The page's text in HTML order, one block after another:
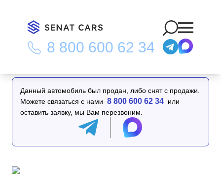
8 800 600 62 34
Главная Каталог/Mercedes-Benz G-Class AMG G63 2WD
Данный автомобиль был продан, либо снят с продажи.
Можете связаться с нами 8 800 600 62 34 или
оставить заявку, мы Вам перезвоним.